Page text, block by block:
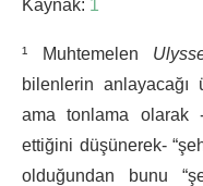
Kaynak: 1
¹ Muhtemelen
bilenlerin anlayacağı
ama tonlama olarak
ettiğini düşünerek-
olduğundan bunu